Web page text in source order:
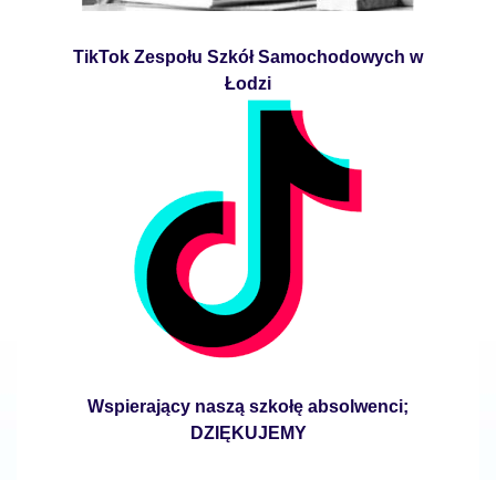
TikTok Zespołu Szkół Samochodowych w
Łodzi
Wspierający naszą szkołę absolwenci;
DZIĘKUJEMY